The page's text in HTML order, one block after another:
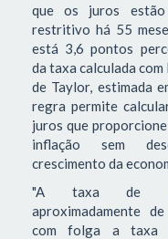
que os juros estão
restritivo há 55
está 3,6 pontos
da taxa calculada com
de Taylor, estimada
regra permite
juros que
inflação sem
crescimento da
"A taxa de
aproximadamente
com folga a taxa